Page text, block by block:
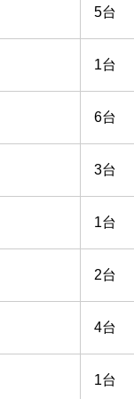
5台
1台
6台
3台
1台
2台
4台
1台